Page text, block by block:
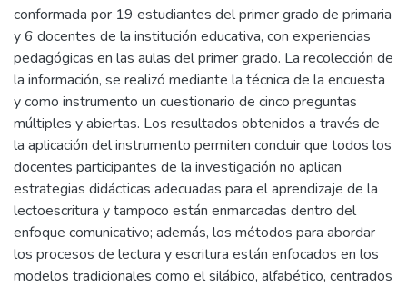
conformada por 19 estudiantes del primer grado de primaria
y 6 docentes de la institución educativa, con experiencias
pedagógicas en las aulas del primer grado. La recolección de
la información, se realizó mediante la técnica de la encuesta
y como instrumento un cuestionario de cinco preguntas
múltiples y abiertas. Los resultados obtenidos a través de
la aplicación del instrumento permiten concluir que todos los
docentes participantes de la investigación no aplican
estrategias didácticas adecuadas para el aprendizaje de la
lectoescritura y tampoco están enmarcadas dentro del
enfoque comunicativo; además, los métodos para abordar
los procesos de lectura y escritura están enfocados en los
modelos tradicionales como el silábico, alfabético, centrados